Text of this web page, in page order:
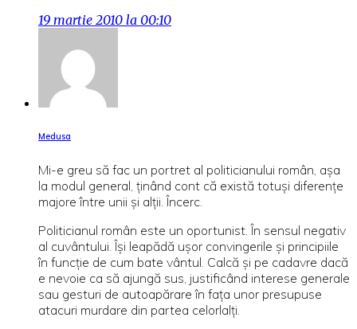
19 martie 2010 la 00:10
Medusa
Mi-e greu să fac un portret al politicianului român, aşa
la modul general, ţinând cont că există totuşi diferenţe
majore între unii şi alţii. Încerc.
Politicianul român este un oportunist. În sensul negativ
al cuvântului. Îşi leapădă uşor convingerile şi principiile
în funcţie de cum bate vântul. Calcă şi pe cadavre dacă
e nevoie ca să ajungă sus, justificând interese generale
sau gesturi de autoapărare în faţa unor presupuse
atacuri murdare din partea celorlalţi.